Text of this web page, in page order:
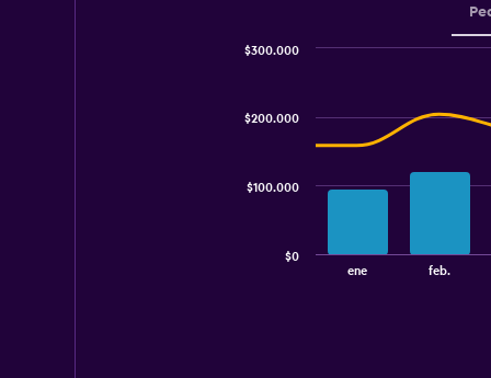
ene feb.
$0
$100.000
$200.000
$300.000